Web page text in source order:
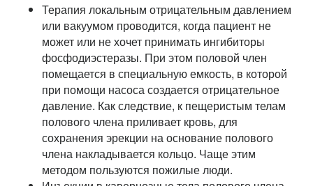
Терапия локальным отрицательным давлением
или вакуумом проводится, когда пациент не
может или не хочет принимать ингибиторы
фосфодиэстеразы. При этом половой член
помещается в специальную емкость, в которой
при помощи насоса создается отрицательное
давление. Как следствие, к пещеристым телам
полового члена приливает кровь, для
сохранения эрекции на основание полового
члена накладывается кольцо. Чаще этим
методом пользуются пожилые люди.